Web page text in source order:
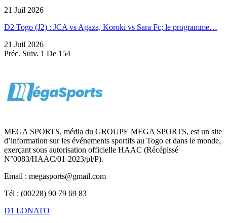
21 Juil 2026
D2 Togo (J2) : JCA vs Agaza, Koroki vs Sara Fc; le programme…
21 Juil 2026
Préc. Suiv. 1 De 154
MEGA SPORTS, média du GROUPE MEGA SPORTS, est un site
d’information sur les événements sportifs au Togo et dans le monde,
exerçant sous autorisation officielle HAAC (Récépissé
N°0083/HAAC/01-2023/pl/P).
Email : megasports@gmail.com
Tél : (00228) 90 79 69 83
D1 LONATO